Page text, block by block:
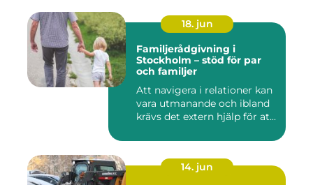
18. jun
Familjerådgivning i
Stockholm – stöd för par
och familjer
Att navigera i relationer kan
vara utmanande och ibland
krävs det extern hjälp för at...
14. jun